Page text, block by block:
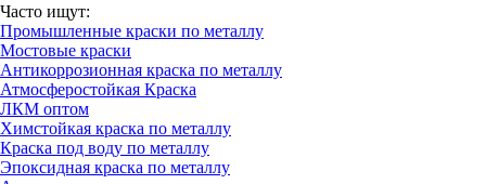
Часто ищут:
Промышленные краски по металлу
Мостовые краски
Антикоррозионная краска по металлу
Атмосферостойкая Краска
ЛКМ оптом
Химстойкая краска по металлу
Краска под воду по металлу
Эпоксидная краска по металлу